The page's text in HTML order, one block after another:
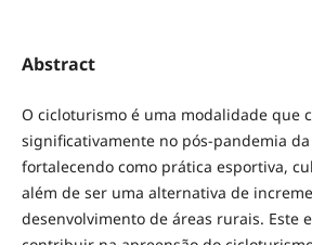
Abstract
O cicloturismo é uma modalidade que
significativamente no pós-pandemia da
fortalecendo como prática esportiva,
além de ser uma alternativa de
desenvolvimento de áreas rurais. Este